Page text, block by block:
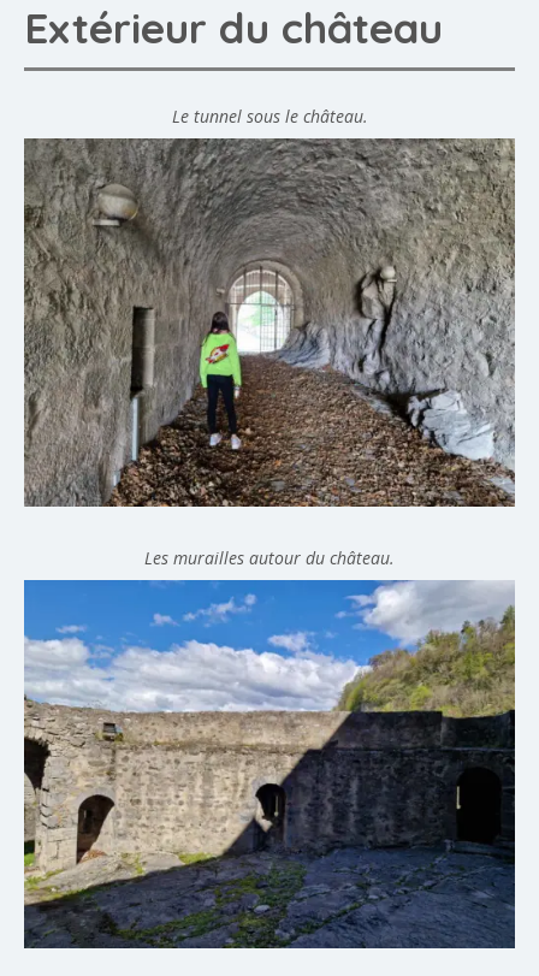
Extérieur du château
Le tunnel sous le château.
Les murailles autour du château.